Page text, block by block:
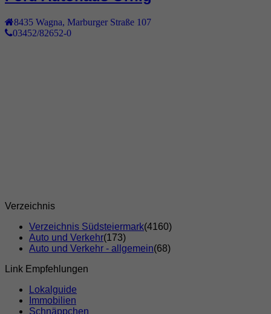
8435 Wagna Marburger Straße 107
03452/82652-0
Verzeichnis
Verzeichnis Südsteiermark(4160)
Auto und Verkehr(173)
Auto und Verkehr - allgemein(68)
Link Empfehlungen
Lokalguide
Immobilien
Schnäppchen